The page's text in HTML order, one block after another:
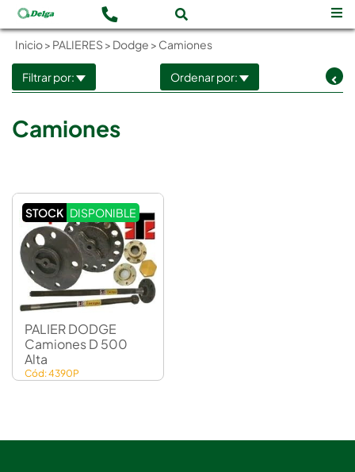
Inicio> PALIERES > Dodge > Camiones
Filtrar por: Ordenar por:
Camiones
STOCK DISPONIBLE
PALIER DODGE
Camiones D 500
Alta
Cód: 4390P